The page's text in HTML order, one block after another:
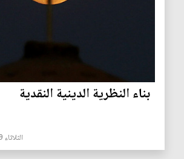
بناء النظرية الدينية النقدية
الثلاثاء 19 تشرين الثاني 2024